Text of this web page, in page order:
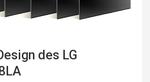
des LG